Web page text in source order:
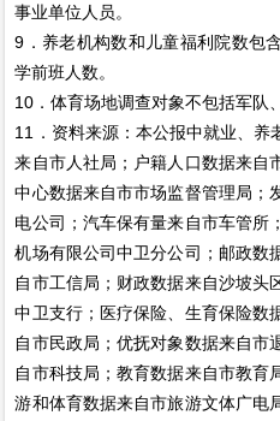
事业单位人员。
9．养老机构数和儿童福利院数包
学前班人数。
10．体育场地调查对象不包括军队
11．资料来源：本公报中就业、养
来自市人社局；户籍人口数据来自
中心数据来自市市场监督管理局；
电公司；汽车保有量来自市车管所
机场有限公司中卫分公司；邮政数
自市工信局；财政数据来自沙坡头
中卫支行；医疗保险、生育保险数
自市民政局；优抚对象数据来自市
自市科技局；教育数据来自市教育
游和体育数据来自市旅游文体广电